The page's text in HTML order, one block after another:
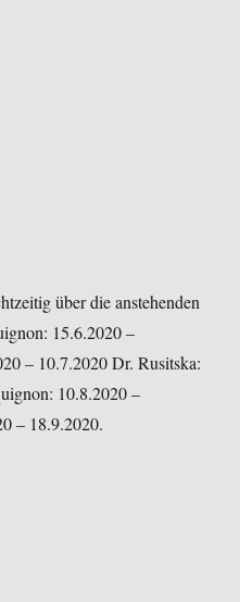
über die anstehenden
15.6.2020 –
– 10.7.2020 Dr. Rusitska:
10.8.2020 –
– 18.9.2020.